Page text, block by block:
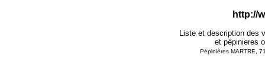
http://
Liste et description des
et pépinieres
Pépinières MARTRE,